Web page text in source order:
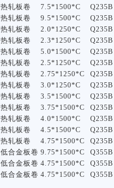
热轧板卷
7.5*1500*C
Q235B
热轧板卷
9.5*1500*C
Q235B
热轧板卷
2.0*1250*C
Q235B
热轧板卷
2.3*1250*C
Q235B
热轧板卷
5.0*1500*C
Q235B
热轧板卷
2.5*1250*C
Q235B
热轧板卷
2.75*1250*C
Q235B
热轧板卷
3.0*1250*C
Q235B
热轧板卷
3.5*1500*C
Q235B
热轧板卷
3.75*1500*C
Q235B
热轧板卷
4.0*1500*C
Q235B
热轧板卷
4.5*1500*C
Q235B
热轧板卷
4.75*1500*C
Q235B
低合金板卷 9.75*1500*C
Q355B
低合金板卷 4.75*1500*C
Q355B
低合金板卷 4.75*1500*C Q355B